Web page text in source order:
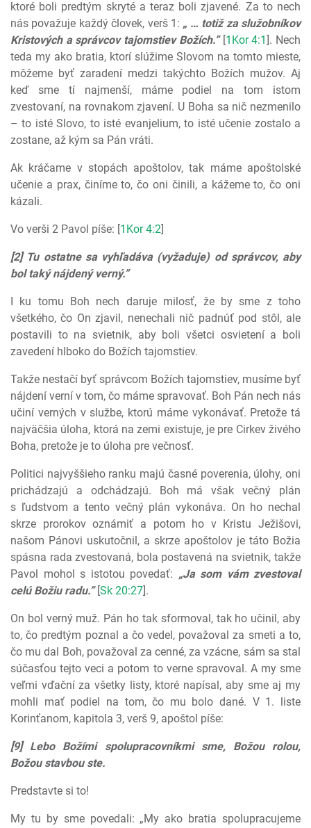
ktoré boli predtým skryté a teraz boli zjavené. Za to nech
nás považuje každý človek, verš 1: „ … totiž za služobníkov
Kristových a správcov tajomstiev Božích.”[1Kor 4:1]. Nech
teda my ako bratia, ktorí slúžime Slovom na tomto mieste,
môžeme byť zaradení medzi takýchto Božích mužov. Aj
keď sme tí najmenší, máme podiel na tom istom
zvestovaní, na rovnakom zjavení. U Boha sa nič nezmenilo
– to isté Slovo, to isté evanjelium, to isté učenie zostalo a
zostane, až kým sa Pán vráti.
Ak kráčame v stopách apoštolov, tak máme apoštolské
učenie a prax, činíme to, čo oni činili, a kážeme to, čo oni
kázali.
Vo verši 2 Pavol píše: [1Kor 4:2]
[2] Tu ostatne sa vyhľadáva (vyžaduje) od správcov, aby
bol taký nájdený verný.”
I ku tomu Boh nech daruje milosť, že by sme z toho
všetkého, čo On zjavil, nenechali nič padnúť pod stôl, ale
postavili to na svietnik, aby boli všetci osvietení a boli
zavedení hlboko do Božích tajomstiev.
Takže nestačí byť správcom Božích tajomstiev, musíme byť
nájdení verní v tom, čo máme spravovať. Boh Pán nech nás
učiní verných v službe, ktorú máme vykonávať. Pretože tá
najväčšia úloha, ktorá na zemi existuje, je pre Cirkev živého
Boha, pretože je to úloha pre večnosť.
Politici najvyššieho ranku majú časné poverenia, úlohy, oni
prichádzajú a odchádzajú. Boh má však večný plán
s ľudstvom a tento večný plán vykonáva. On ho nechal
skrze prorokov oznámiť a potom ho v Kristu Ježišovi,
našom Pánovi uskutočnil, a skrze apoštolov je táto Božia
spásna rada zvestovaná, bola postavená na svietnik, takže
Pavol mohol s istotou povedať: „Ja som vám zvestoval
celú Božiu radu.”[Sk 20:27].
On bol verný muž. Pán ho tak sformoval, tak ho učinil, aby
to, čo predtým poznal a čo vedel, považoval za smeti a to,
čo mu dal Boh, považoval za cenné, za vzácne, sám sa stal
súčasťou tejto veci a potom to verne spravoval. A my sme
veľmi vďační za všetky listy, ktoré napísal, aby sme aj my
mohli mať podiel na tom, čo mu bolo dané. V 1. liste
Korinťanom, kapitola 3, verš 9, apoštol píše:
[9] Lebo Božími spolupracovníkmi sme, Božou rolou,
Božou stavbou ste.
Predstavte si to!
My tu by sme povedali: „My ako bratia spolupracujeme